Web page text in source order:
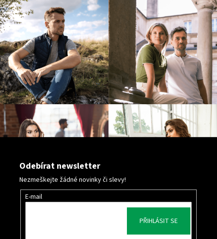
ý
p
i
s
u
Odebírat newsletter
Nezmeškejte žádné novinky či slevy!
E-mail
PŘIHLÁSIT SE